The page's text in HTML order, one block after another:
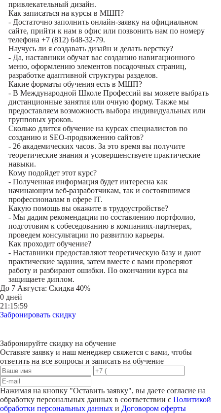
привлекательный дизайн.
Как записаться на курсы в МШП?
- Достаточно заполнить онлайн-заявку на официальном
сайте, прийти к нам в офис или позвонить нам по номеру
телефона +7 (812) 648-32-79.
Научусь ли я создавать дизайн и делать верстку?
- Да, наставники обучат вас созданию навигационного
меню, оформлению элементов посадочных страниц,
разработке адаптивной структуры разделов.
Какие форматы обучения есть в МШП?
- В Международной Школе Профессий вы можете выбрать
дистанционные занятия или очную форму. Также мы
предоставляем возможность выбора индивидуальных или
групповых уроков.
Сколько длится обучение на курсах специалистов по
созданию и SEO-продвижению сайтов?
- 26 академических часов. За это время вы получите
теоретические знания и усовершенствуете практические
навыки.
Кому подойдет этот курс?
- Полученная информация будет интересна как
начинающим веб-разработчикам, так и состоявшимся
профессионалам в сфере IT.
Какую помощь вы окажите в трудоустройстве?
- Мы дадим рекомендации по составлению портфолио,
подготовим к собеседованию в компаниях-партнерах,
проведем консультации по развитию карьеры.
Как проходит обучение?
- Наставники предоставляют теоретическую базу и дают
практические задания, затем вместе с вами проверяют
работу и разбирают ошибки. По окончании курса вы
защищаете диплом.
До 7 Августа: Скидка 40%
0 дней
21:15:59
Забронировать скидку
Забронируйте скидку на обучение
Оставьте заявку и наш менеджер свяжется с вами, чтобы
ответить на все вопросы и записать на обучение
Нажимая на кнопку "Оставить заявку", вы даете согласие на
обработку персональных данных в соответствии с Политикой
обработки персональных данных и Договором оферты